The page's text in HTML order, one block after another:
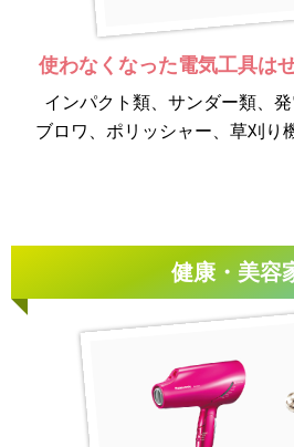
使わなくなった電気工具は
インパクト類 サンダー類
ブロワ
ポリッシャー 草刈り
健康・美容